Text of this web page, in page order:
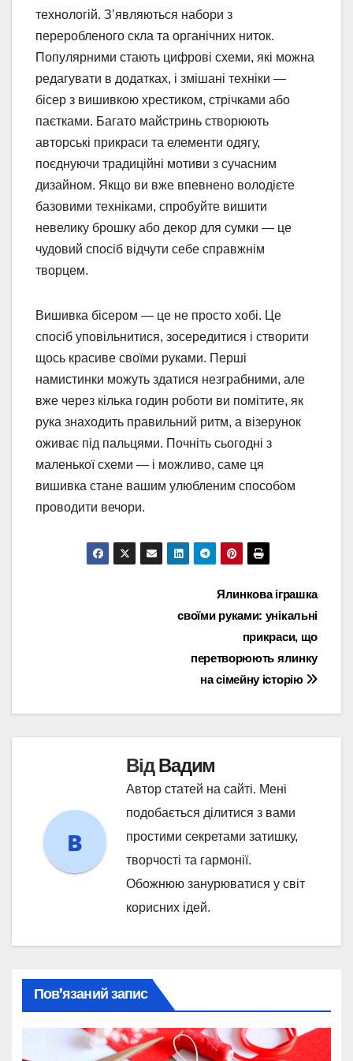
технологій. З’являються набори з
переробленого скла та органічних ниток.
Популярними стають цифрові схеми, які можна
редагувати в додатках, і змішані техніки —
бісер з вишивкою хрестиком, стрічками або
паєтками. Багато майстринь створюють
авторські прикраси та елементи одягу,
поєднуючи традиційні мотиви з сучасним
дизайном. Якщо ви вже впевнено володієте
базовими техніками, спробуйте вишити
невелику брошку або декор для сумки — це
чудовий спосіб відчути себе справжнім
творцем.
Вишивка бісером — це не просто хобі. Це
спосіб уповільнитися, зосередитися і створити
щось красиве своїми руками. Перші
намистинки можуть здатися незграбними, але
вже через кілька годин роботи ви помітите, як
рука знаходить правильний ритм, а візерунок
оживає під пальцями. Почніть сьогодні з
маленької схеми — і можливо, саме ця
вишивка стане вашим улюбленим способом
проводити вечори.
Ялинкова іграшка
своїми руками: унікальні
прикраси, що
перетворюють ялинку
на сімейну історію
ВідВадим
Автор статей на сайті. Мені
подобається ділитися з вами
простими секретами затишку,
творчості та гармонії.
Обожнюю занурюватися у світ
корисних ідей.
Пов’язаний запис